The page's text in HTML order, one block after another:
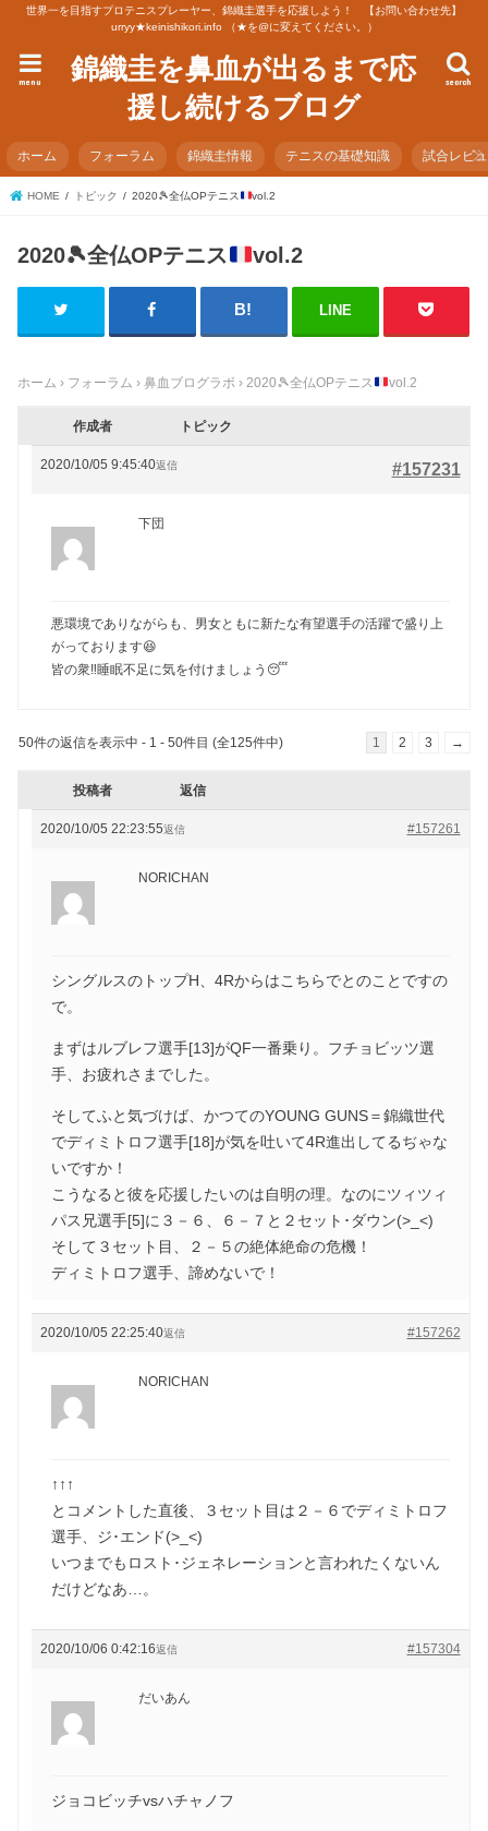
世界一を目指すプロテニスプレーヤー、錦織圭選手を応援しよう！ 【お問い合わせ先】
urryy★keinishikori.info （★を@に変えてください。）
錦織圭を鼻血が出るまで応
援し続けるブログ
search
menu
ホーム フォーラム 錦織圭情報 テニスの基礎知識 試合レビ
HOME トピック 2020🎾全仏OPテニス vol.2
2020🎾全仏OPテニス vol.2
LINE
ホーム › フォーラム › 鼻血ブログラボ › 2020🎾全仏OPテニス vol.2
作成者 トピック
2020/10/05 9:45:40 #157231
返信
下団
悪環境でありながらも、男女ともに新たな有望選手の活躍で盛り上
がっております😆
皆の衆‼️睡眠不足に気を付けましょう😴
50件の返信を表示中 - 1 - 50件目 (全125件中) 1 2 3 →
投稿者 返信
2020/10/05 22:23:55 #157261
返信
NORICHAN
シングルスのトップH、4Rからはこちらでとのことですの
で。
まずはルブレフ選手[13]がQF一番乗り。フチョビッツ選
手、お疲れさまでした。
そしてふと気づけば、かつてのYOUNG GUNS＝錦織世代
でディミトロフ選手[18]が気を吐いて4R進出してるぢゃな
いですか！
こうなると彼を応援したいのは自明の理。なのにツィツィ
パス兄選手[5]に３－６、６－７と２セット･ダウン(>_<)
そして３セット目、２－５の絶体絶命の危機！
ディミトロフ選手、諦めないで！
2020/10/05 22:25:40 #157262
返信
NORICHAN
↑↑↑
とコメントした直後、３セット目は２－６でディミトロフ
選手、ジ･エンド(>_<)
いつまでもロスト･ジェネレーションと言われたくないん
だけどなあ…。
2020/10/06 0:42:16 #157304
返信
だいあん
ジョコビッチvsハチャノフ